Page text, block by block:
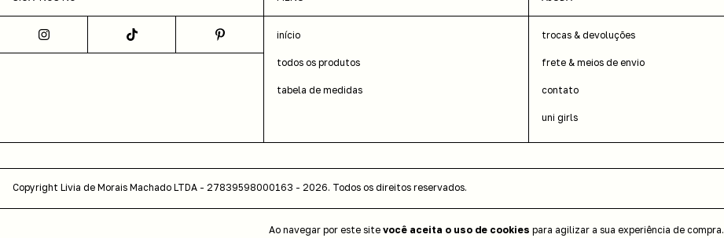
Ao navegar por este site você aceita o uso de cookies para agilizar a sua experiência de compra.
início
todos os produtos
tabela de medidas
trocas & devoluções
frete & meios de envio
contato
uni girls
Copyright Livia de Morais Machado LTDA - 27839598000163 - 2026. Todos os direitos reservados.